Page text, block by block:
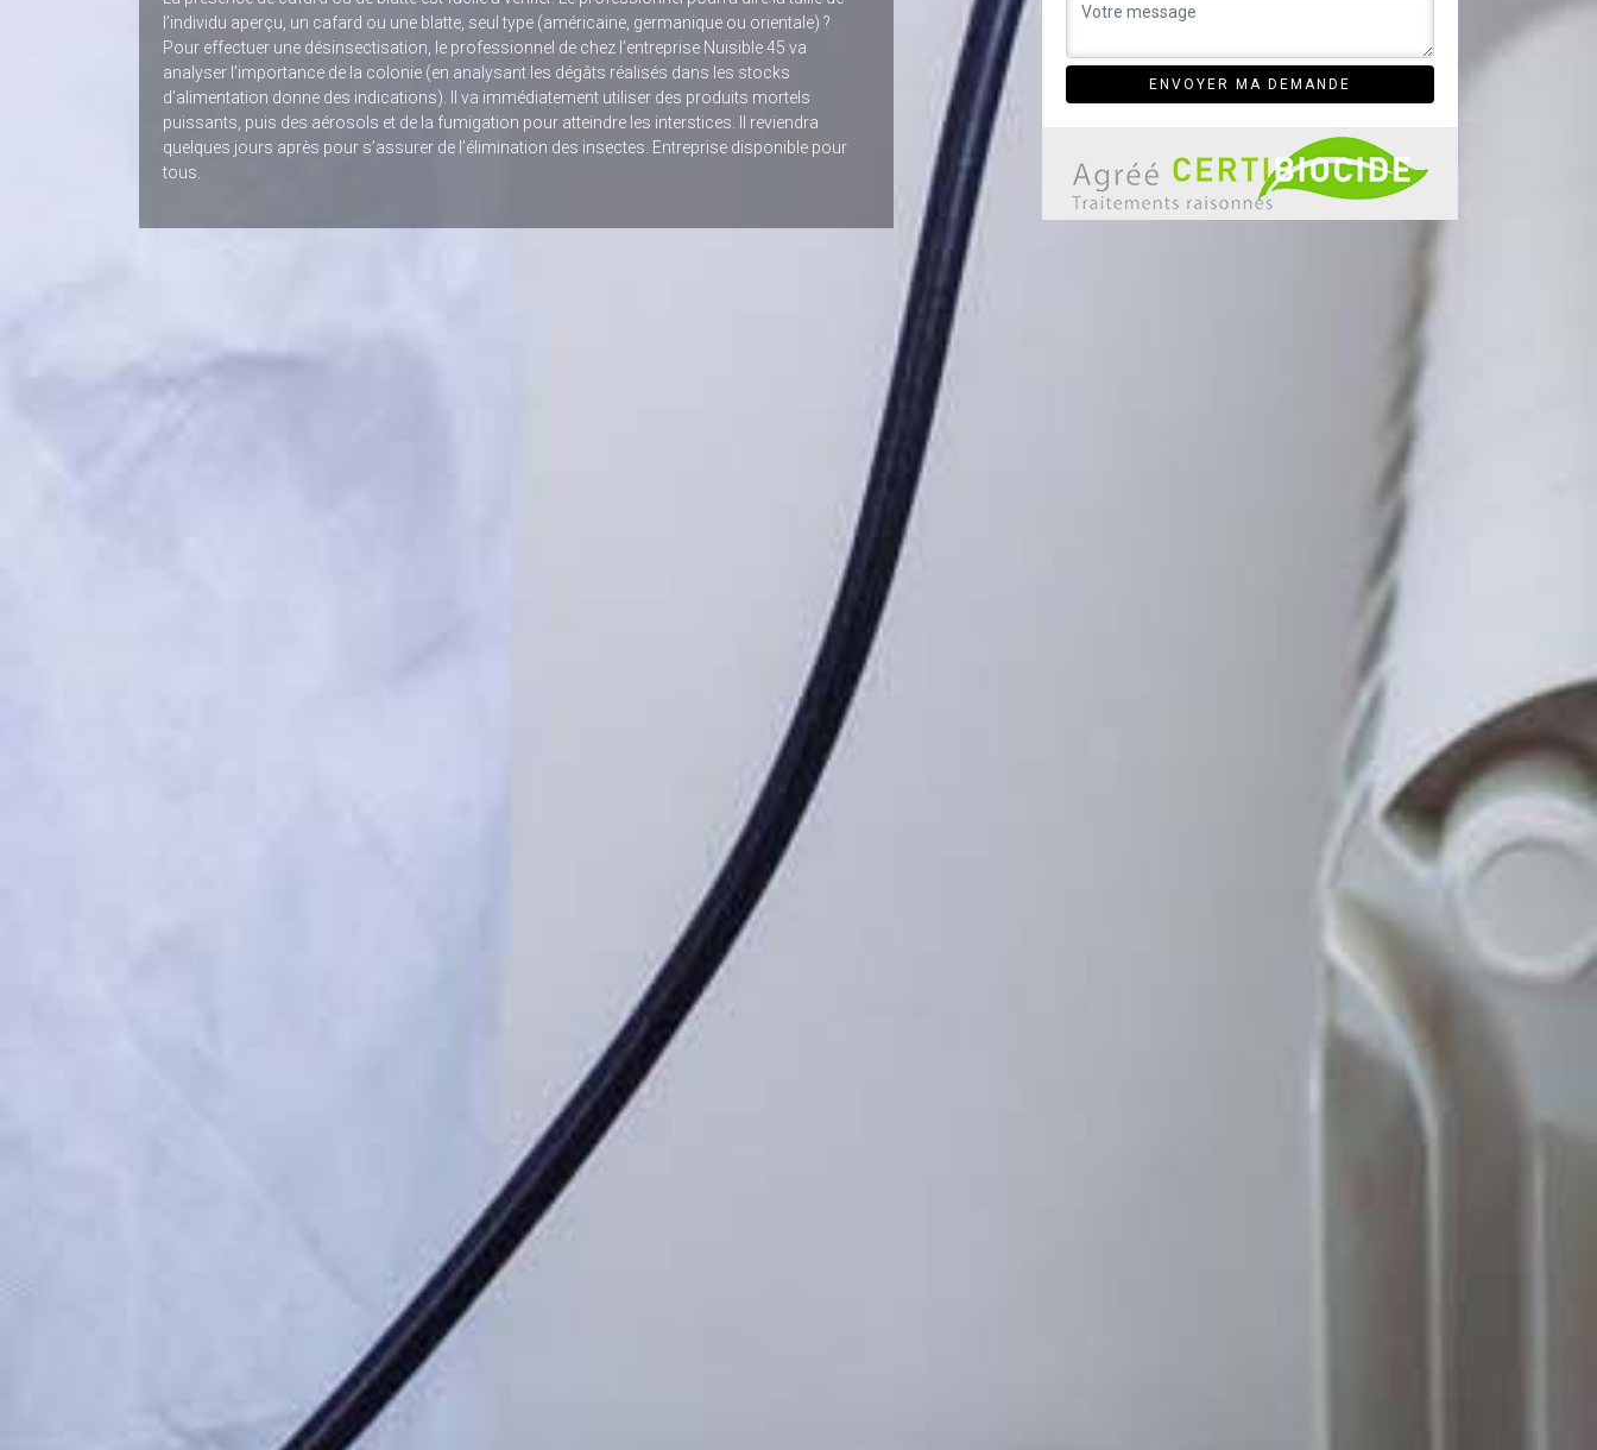
l’individu aperçu, un cafard ou une blatte, seul type (américaine, germanique ou orientale) ?
Pour effectuer une désinsectisation, le professionnel de chez l’entreprise Nuisible 45 va
analyser l’importance de la colonie (en analysant les dégâts réalisés dans les stocks
d’alimentation donne des indications). Il va immédiatement utiliser des produits mortels
puissants, puis des aérosols et de la fumigation pour atteindre les interstices. Il reviendra
quelques jours après pour s’assurer de l’élimination des insectes. Entreprise disponible pour
tous.